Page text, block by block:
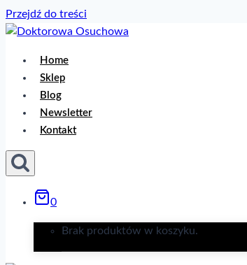
Przejdź do treści
Home
Sklep
Blog
Newsletter
Kontakt
0
Brak produktów w koszyku.